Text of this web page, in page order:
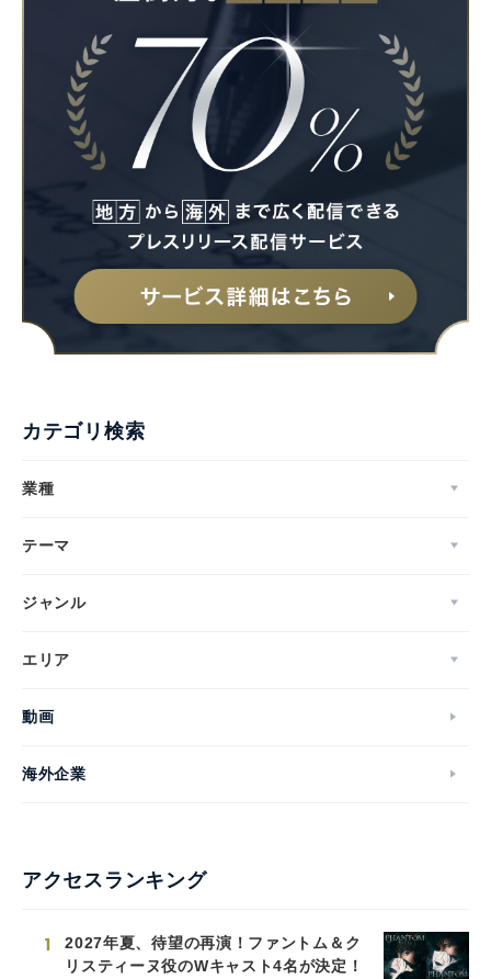
カテゴリ検索
業種
テーマ
ジャンル
エリア
動画
海外企業
アクセスランキング
1
2027年夏、待望の再演！ファントム＆ク
リスティーヌ役のWキャスト4名が決定！